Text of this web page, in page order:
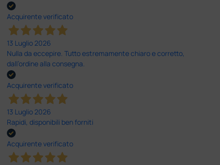
Acquirente verificato
13 Luglio 2026
Nulla da eccepire. Tutto estremamente chiaro e corretto,
dall’ordine alla consegna.
Acquirente verificato
13 Luglio 2026
Rapidi, disponibili ben forniti
Acquirente verificato